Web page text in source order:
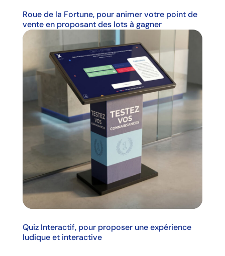
Roue de la Fortune, pour animer votre point de
vente en proposant des lots à gagner
Quiz Interactif, pour proposer une expérience
ludique et interactive